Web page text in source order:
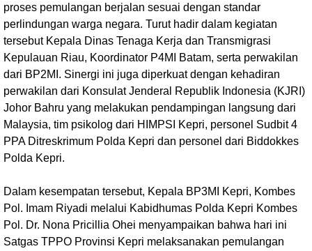
proses pemulangan berjalan sesuai dengan standar
perlindungan warga negara. Turut hadir dalam kegiatan
tersebut Kepala Dinas Tenaga Kerja dan Transmigrasi
Kepulauan Riau, Koordinator P4MI Batam, serta perwakilan
dari BP2MI. Sinergi ini juga diperkuat dengan kehadiran
perwakilan dari Konsulat Jenderal Republik Indonesia (KJRI)
Johor Bahru yang melakukan pendampingan langsung dari
Malaysia, tim psikolog dari HIMPSI Kepri, personel Sudbit 4
PPA Ditreskrimum Polda Kepri dan personel dari Biddokkes
Polda Kepri.
Dalam kesempatan tersebut, Kepala BP3MI Kepri, Kombes
Pol. Imam Riyadi melalui Kabidhumas Polda Kepri Kombes
Pol. Dr. Nona Pricillia Ohei menyampaikan bahwa hari ini
Satgas TPPO Provinsi Kepri melaksanakan pemulangan